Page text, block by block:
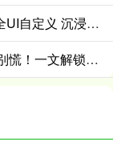
武汉世牛 《AC黑旗RE》重磅情报公开！全UI自定义 沉浸拉满
福牛财经 高速液压夯实机液压系统高温？别慌！一文解锁全场景降温解决方案_压力测试_病灶_散热器